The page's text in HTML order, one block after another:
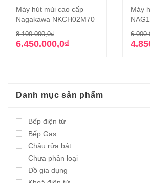
Máy hút mùi cao cấp
Nagakawa NKCH02M70
8.100.000,0₫Giá
gốc
6.450.000,0₫
Giá
hiện
Máy
Danh mục sản phẩm
Bếp điện từ
Bếp Gas
Chậu rửa bát
Chưa phân loại
Đồ gia dụng